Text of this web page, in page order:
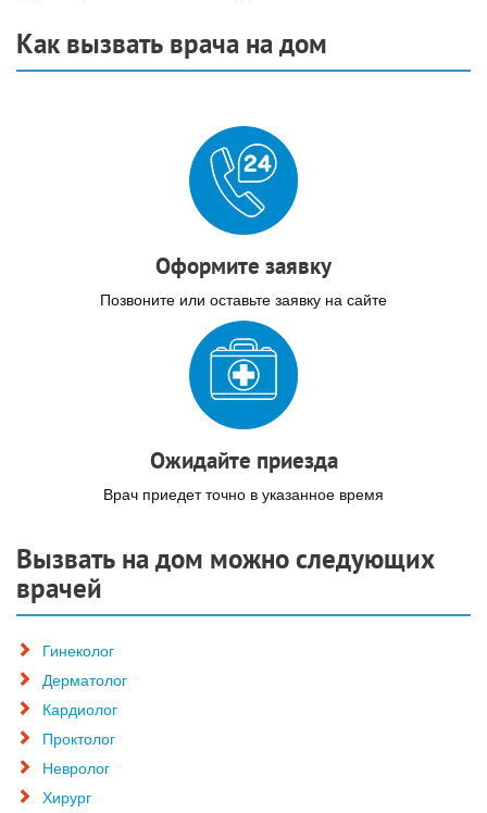
Как вызвать врача на дом
Оформите заявку
Позвоните или оставьте заявку на сайте
Ожидайте приезда
Врач приедет точно в указанное время
Вызвать на дом можно следующих
врачей
Гинеколог
Дерматолог
Кардиолог
Проктолог
Невролог
Хирург